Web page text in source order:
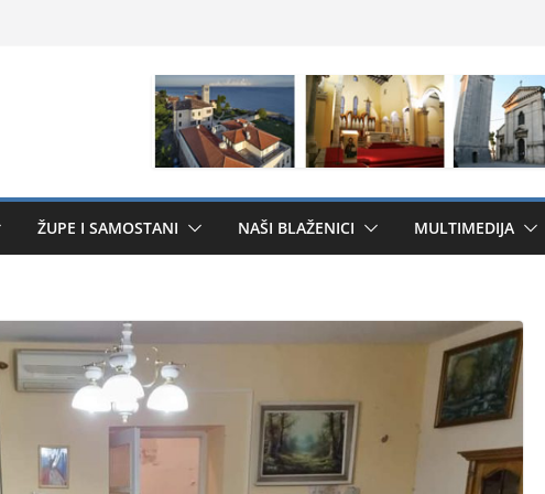
ŽUPE I SAMOSTANI NAŠI BLAŽENICI MULTIMEDIJA